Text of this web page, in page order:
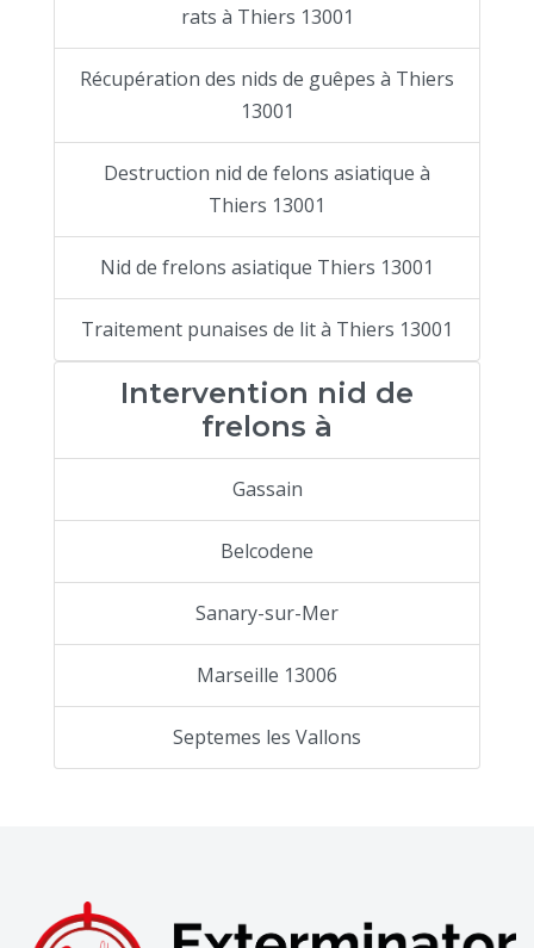
rats à Thiers 13001
Récupération des nids de guêpes à Thiers
13001
Destruction nid de felons asiatique à
Thiers 13001
Nid de frelons asiatique Thiers 13001
Traitement punaises de lit à Thiers 13001
Intervention nid de
frelons à
Gassain
Belcodene
Sanary-sur-Mer
Marseille 13006
Septemes les Vallons